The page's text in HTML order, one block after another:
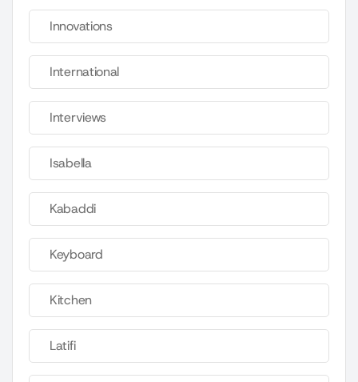
Innovations
International
Interviews
Isabella
Kabaddi
Keyboard
Kitchen
Latifi